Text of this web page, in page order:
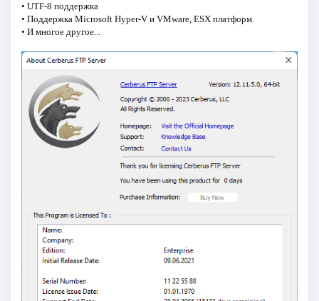
• UTF-8 поддержка
• Поддержка Microsoft Hyper-V и VMware, ESX платформ.
• И многое другое...